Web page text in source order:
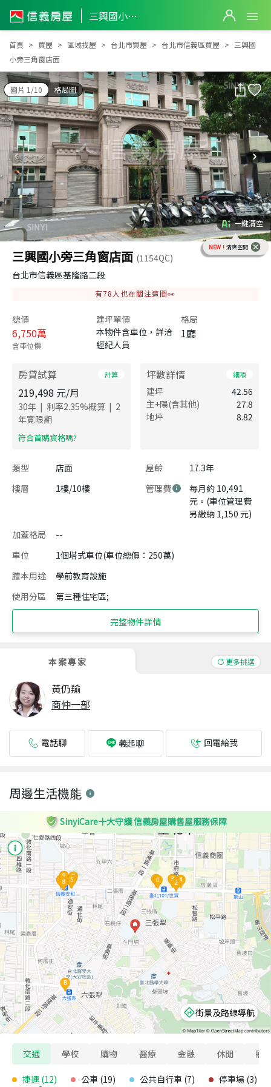
三興國小旁三角窗店面
三興國小旁三角窗店面
首頁 買屋 區域找屋 台北市買屋 台北市信義區買屋
三興國
小旁三角窗店面
圖片 1/10 格局圖
一鍵清空
NEW！ 清爽空間
三興國小旁三角窗店面 (1154QC)
台北市信義區基隆路二段
有78 人也在關注這間👀
總價
6,750萬
含車位價
建坪單價
本物件含車位，詳洽
經紀人員
格局
1廳
房貸試算 計算
219,498 元/月
30年 | 利率2.35%概算 | 2
年寬限期
​符合首購資格嗎?
坪數詳情 細項
建坪
42.56
主+陽(含其他)
27.8
地坪
8.82
類型 店面 屋齡
17.3年
樓層
1樓/10樓 管理費
每月約 10,491
元。(車位管理費
另繳納 1,150 元)
加蓋格局
--
車位
1個塔式車位(車位總價：250萬)
謄本用途
學前教育設施
使用分區
第三種住宅區;
完整物件詳情
本案專家 更多挑選
黃仍羭
商仲一部
電話聊 義起聊 回電給我
周邊生活機能
SinyiCare十大守護 信義房屋購售屋服務保障
街景及路線導航
交通 學校 購物 醫療 金融 休閒 寵
捷運 (12) 公車 (19) 公共自行車 (7) 停車場 (3)